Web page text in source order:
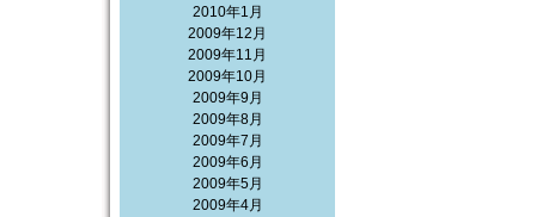
2010年1月
2009年12月
2009年11月
2009年10月
2009年9月
2009年8月
2009年7月
2009年6月
2009年5月
2009年4月